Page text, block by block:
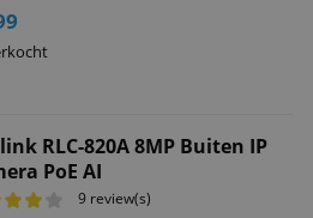
RLC-820A 8MP Buiten IP
PoE AI
9 review(s)